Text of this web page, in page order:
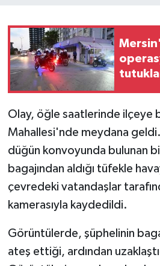
Olay, öğle saatlerinde ilçeye
Mahallesi'nde meydana
düğün konvoyunda bulunan
bagajından aldığı tüfekle
çevredeki vatandaşlar
kamerasıyla kaydedildi.
Görüntülerde, şüphelinin
ateş ettiği, ardından